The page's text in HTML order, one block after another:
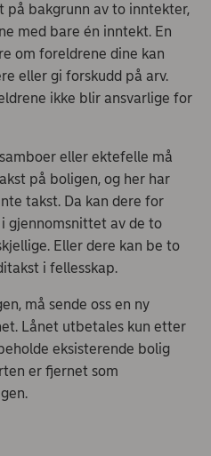
på bakgrunn av to inntekter,
med bare én inntekt. En
om foreldrene dine kan
eller gi forskudd på arv.
ikke blir ansvarlige for
eller ektefelle må
på boligen, og her har
takst. Da kan dere for
gjennomsnittet av de to
Eller dere kan be to
i fellesskap.
må sende oss en ny
Lånet utbetales kun etter
eksisterende bolig
er fjernet som